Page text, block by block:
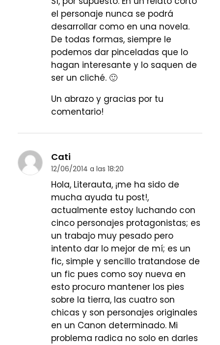
el personaje nunca se podrá
desarrollar como en una novela.
De todas formas, siempre le
podemos dar pinceladas que lo
hagan interesante y lo saquen de
ser un cliché. 🙂
Un abrazo y gracias por tu
comentario!
Cati
12/06/2014 a las 18:20
Hola, Literauta, ¡me ha sido de
mucha ayuda tu post!,
actualmente estoy luchando con
cinco personajes protagonistas; es
un trabajo muy pesado pero
intento dar lo mejor de mí; es un
fic, simple y sencillo tratandose de
un fic pues como soy nueva en
esto procuro mantener los pies
sobre la tierra, las cuatro son
chicas y son personajes originales
en un Canon determinado. Mi
problema radica no solo en darles